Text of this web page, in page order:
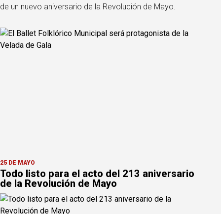
de un nuevo aniversario de la Revolución de Mayo.
25 DE MAYO
Todo listo para el acto del 213 aniversario
de la Revolución de Mayo